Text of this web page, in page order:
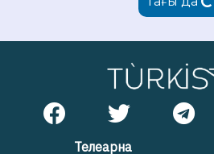
Телеарна